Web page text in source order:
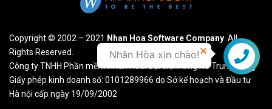
Copyright © 2002 – 2021 Nhan Hoa Software Company. All
Rights Reserved.
Công ty TNHH Phần mềm Nhân Hòa. Đại diện: Ông Hồ Trung Dũng
Giấy phép kinh doanh số: 0101289966 do Sở kế hoạch và Đầu tư
Hà nội cấp ngày 19/09/2002
Liên hệ
Nhân Hòa xin chào!